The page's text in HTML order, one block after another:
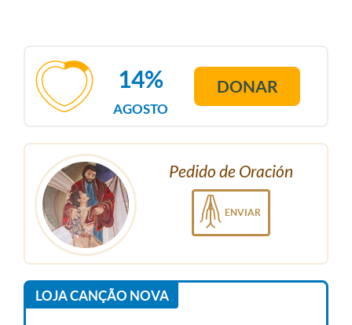
AGOSTO
14% DONAR
Pedido de Oración
ENVIAR
LOJA CANÇÃO NOVA